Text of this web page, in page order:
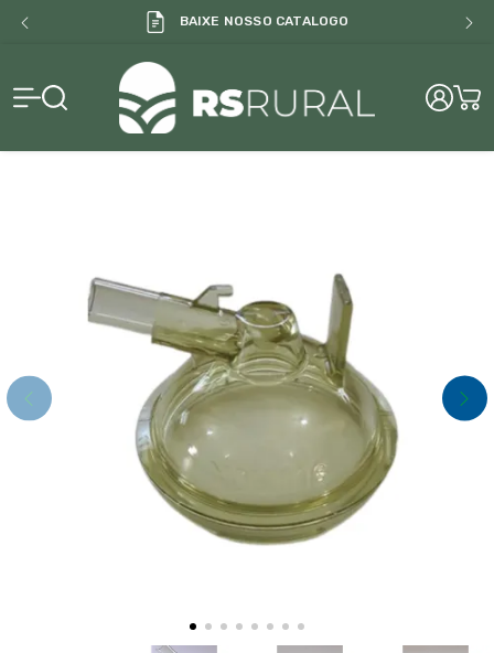
BAIXE NOSSO CATALOGO
RS Rural